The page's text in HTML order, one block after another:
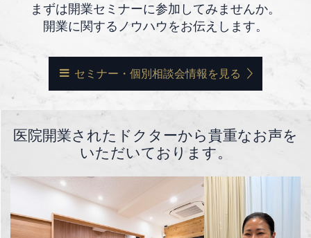
まずは開業セミナーに参加してみませんか。
開業に関するノウハウをお伝えします。
セミナー・個別相談会情報を見る
医院開業されたドクターから貴重なお声を
いただいております。